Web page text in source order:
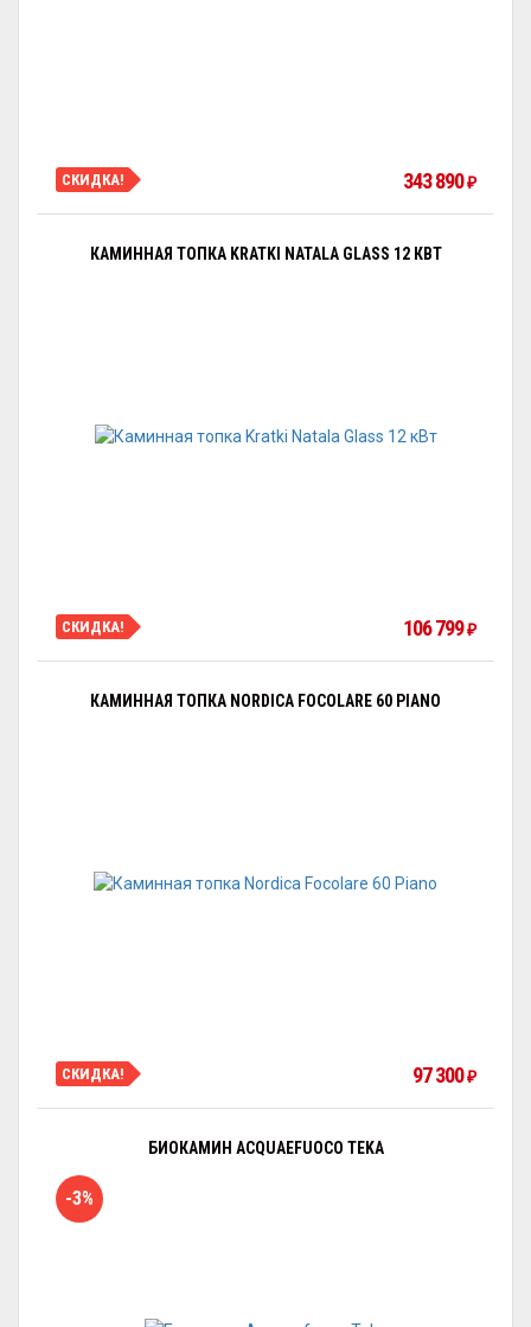
СКИДКА! 343 890 ₽
КАМИННАЯ ТОПКА KRATKI NATALA GLASS 12 КВТ
СКИДКА! 106 799 ₽
КАМИННАЯ ТОПКА NORDICA FOCOLARE 60 PIANO
СКИДКА! 97 300 ₽
БИОКАМИН ACQUAEFUOCO TEKA
-3%